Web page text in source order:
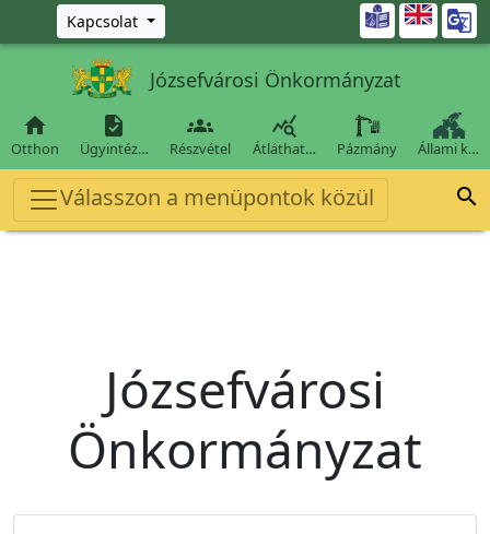
Ugrás a fő tartalomra
Kapcsolat 
Józsefvárosi Önkormányzat

Otthon

Ügyintéz…

Részvétel

Átláthat… Pázmány Állami k…
Válasszon a menüpontok közül 
Józsefvárosi
Önkormányzat